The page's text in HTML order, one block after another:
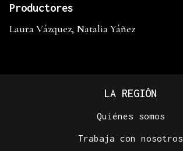
Productores
Laura Vázquez, Natalia Yáñez
LA REGIÓN
Quiénes somos
Trabaja con nosotros